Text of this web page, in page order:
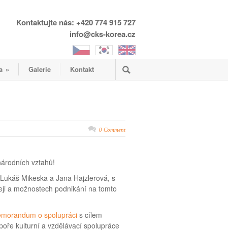
Kontaktujte nás: +420 774 915 727
info@cks-korea.cz
» Galerie Kontakt
0 Comment
vztahů!
Mikeska a Jana Hajzlerová, s
a možnostech podnikání na tomto
o spolupráci s cílem
kulturní a vzdělávací spolupráce